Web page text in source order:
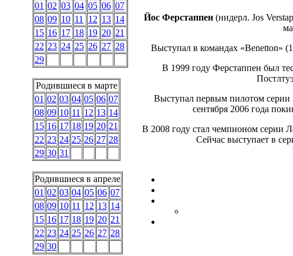
01 02 03 04 05 06 07
08 09 10 11 12 13 14
15 16 17 18 19 20 21
22 23 24 25 26 27 28
29
Родившиеся в марте
01 02 03 04 05 06 07
08 09 10 11 12 13 14
15 16 17 18 19 20 21
22 23 24 25 26 27 28
29 30 31
Родившиеся в апреле
01 02 03 04 05 06 07
08 09 10 11 12 13 14
15 16 17 18 19 20 21
22 23 24 25 26 27 28
29 30
Йос Ферстаппен(нидерл. Jos
Выступал в командах «Benetton»
В 1999 году Ферстаппен был
Выступал первым пилотом серии
сентября 2006 года
В 2008 году стал чемпионом серии
Сейчас выступает в